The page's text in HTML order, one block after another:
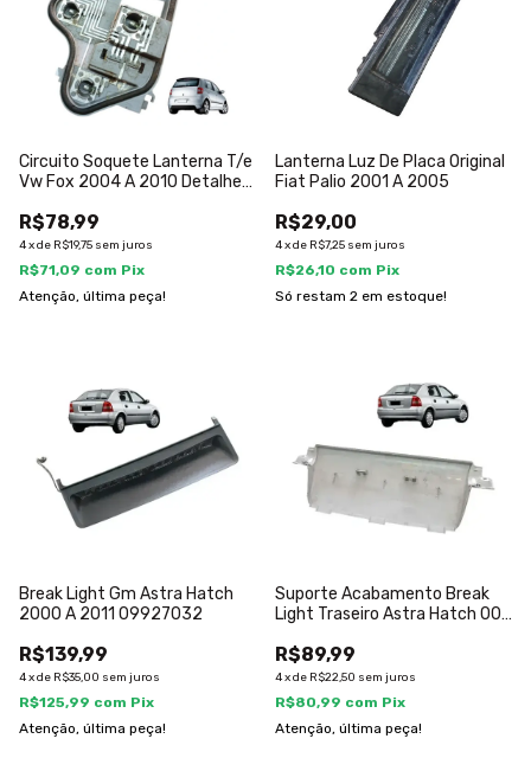
Circuito Soquete Lanterna T/e
Vw Fox 2004 A 2010 Detalhe
R$78,99
4xde R$19,75 sem juros
R$71,09 com Pix
Atenção, última peça!
Lanterna Luz De Placa Original
Fiat Palio 2001 A 2005
R$29,00
4xde R$7,25 sem juros
R$26,10 com Pix
Só restam 2 em estoque!
Break Light Gm Astra Hatch
2000 A 2011 09927032
R$139,99
4xde R$35,00 sem juros
R$125,99 com Pix
Atenção, última peça!
Suporte Acabamento Break
Light Traseiro Astra Hatch 00
R$89,99
4xde R$22,50 sem juros
R$80,99 com Pix
Atenção, última peça!